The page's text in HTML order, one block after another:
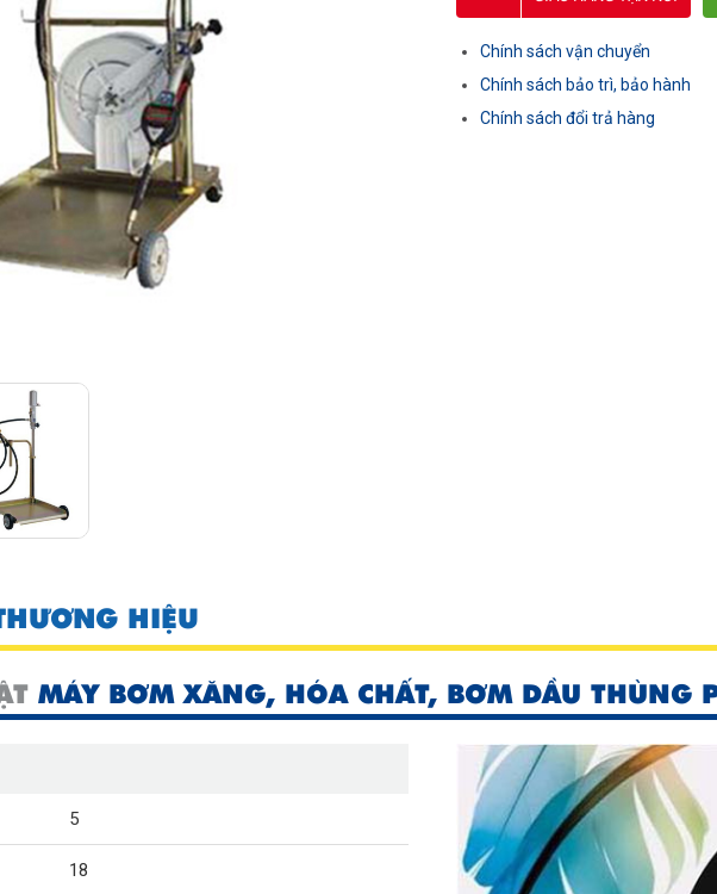
Chính sách vận chuyển
Chính sách bảo trì, bảo hành
Chính sách đổi trả hàng
HIỆU
MÁY BƠM XĂNG, HÓA CHẤT, BƠM DẦU
5
18